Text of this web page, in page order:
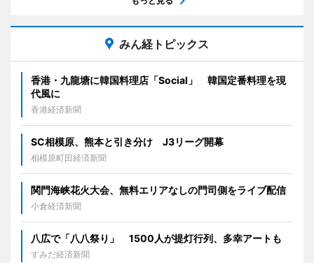
みん経トピックス
香港・九龍塘に韓国料理店「Social」 韓国定番料理を現
代風に
香港経済新聞
SC相模原、熊本と引き分け J3リーグ開幕
相模原町田経済新聞
関門海峡花火大会、無料エリアなしの門司側をライブ配信
小倉経済新聞
八広で「八八祭り」 1500人が提灯行列、多幸アートも
すみだ経済新聞